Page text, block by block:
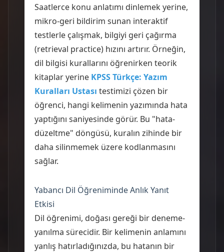
Saatlerce konu anlatımı dinlemek yerine,
mikro-geri bildirim sunan interaktif
testlerle çalışmak, bilgiyi geri çağırma
(retrieval practice) hızını artırır. Örneğin,
dil bilgisi kurallarını öğrenirken teorik
kitaplar yerine KPSS Türkçe: Yazım
Kuralları Ustası testimizi çözen bir
öğrenci, hangi kelimenin yazımında hata
yaptığını saniyesinde görür. Bu "hata-
düzeltme" döngüsü, kuralın zihinde bir
daha silinmemek üzere kodlanmasını
sağlar.
Yabancı Dil Öğreniminde Anlık Yanıt
Etkisi
Dil öğrenimi, doğası gereği bir deneme-
yanılma sürecidir. Bir kelimenin anlamını
yanlış hatırladığınızda, bu hatanın bir